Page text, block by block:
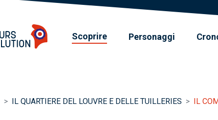
Scoprire Personaggi
IL QUARTIERE DEL LOUVRE E DELLE TUILLERIES IL